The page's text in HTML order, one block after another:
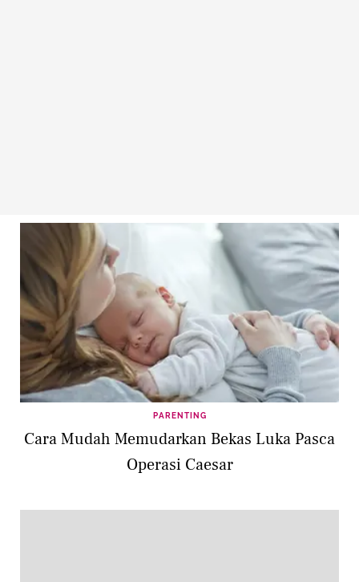
PARENTING
Cara Mudah Memudarkan Bekas Luka Pasca
Operasi Caesar